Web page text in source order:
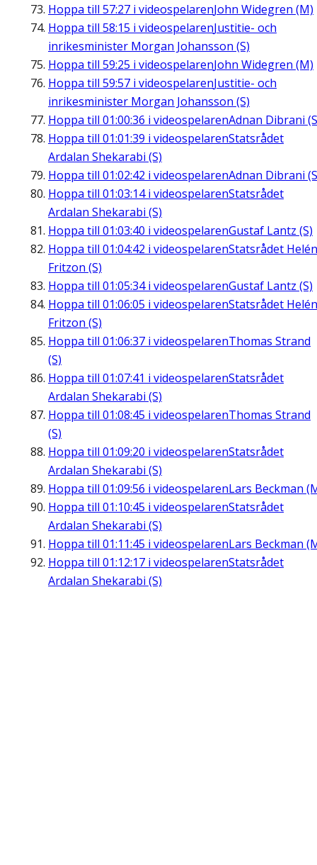
Hoppa till 57:27 i videospelarenJohn Widegren (M)
Hoppa till 58:15 i videospelarenJustitie- och
inrikesminister Morgan Johansson (S)
Hoppa till 59:25 i videospelarenJohn Widegren (M)
Hoppa till 59:57 i videospelarenJustitie- och
inrikesminister Morgan Johansson (S)
Hoppa till 01:00:36 i videospelarenAdnan Dibrani
Hoppa till 01:01:39 i videospelarenStatsrådet
Ardalan Shekarabi (S)
Hoppa till 01:02:42 i videospelarenAdnan Dibrani
Hoppa till 01:03:14i videospelarenStatsrådet
Ardalan Shekarabi (S)
Hoppa till 01:03:40 i videospelarenGustaf Lantz (S)
Hoppa till 01:04:42 i videospelarenStatsrådet
Fritzon (S)
Hoppa till 01:05:34i videospelarenGustaf Lantz (S)
Hoppa till 01:06:05 i videospelarenStatsrådet
Fritzon (S)
Hoppa till 01:06:37 i videospelarenThomas Strand
(S)
Hoppa till 01:07:41 i videospelarenStatsrådet
Ardalan Shekarabi (S)
Hoppa till 01:08:45 i videospelarenThomas Strand
(S)
Hoppa till 01:09:20 i videospelarenStatsrådet
Ardalan Shekarabi (S)
Hoppa till 01:09:56 i videospelarenLars Beckman
Hoppa till 01:10:45 i videospelarenStatsrådet
Ardalan Shekarabi (S)
Hoppa till 01:11:45 i videospelarenLars Beckman
Hoppa till 01:12:17 i videospelarenStatsrådet
Ardalan Shekarabi (S)